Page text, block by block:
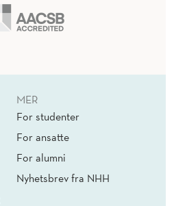
MER
For studenter
For ansatte
For alumni
Nyhetsbrev fra NHH